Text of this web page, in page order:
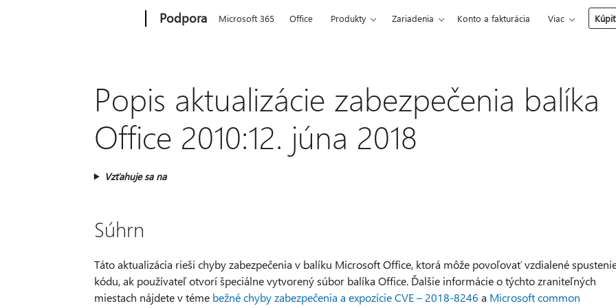
Podpora Microsoft 365 Office Produkty Zariadenia Konto a fakturácia Viac
Popis aktualizácie zabezpečenia balíka
Office 2010:12. júna 2018
Vzťahuje sa na
Súhrn
Táto aktualizácia rieši chyby zabezpečenia v balíku Microsoft Office, ktorá môže povoľovať vzdialené
kódu, ak používateľ otvorí špeciálne vytvorený súbor balíka Office. Ďalšie informácie o týchto zraniteľných
miestach nájdete v téme bežné chyby zabezpečenia a expozície CVE – 2018-8246 a Microsoft common